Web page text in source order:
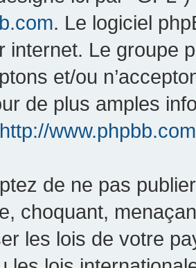
. Le logiciel
internet. Le groupe
et/ou
de plus amples
http://
de ne pas
choquant,
les lois de votre